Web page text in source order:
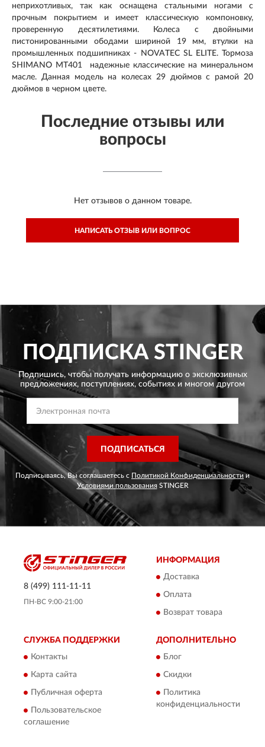
неприхотливых, так как оснащена стальными ногами с
прочным покрытием и имеет классическую компоновку,
проверенную десятилетиями. Колеса с двойными
пистонированными ободами шириной 19 мм, втулки на
промышленных подшипниках - NOVATEC SL ELITE. Тормоза
SHIMANO MT401 надежные классические на минеральном
масле. Данная модель на колесах 29 дюймов с рамой 20
дюймов в черном цвете.
Последние отзывы или
вопросы
Нет отзывов о данном товаре.
НАПИСАТЬ ОТЗЫВ ИЛИ ВОПРОС
ПОДПИСКАSTINGER
Подпишись, чтобы получать информацию о эксклюзивных
предложениях, поступлениях, событиях и многом другом
ПОДПИСАТЬСЯ
Подписываясь, Вы соглашаетесь с Политикой Конфиденциальности и
Условиями пользованияSTINGER
8 (499) 111-11-11
ПН-ВС 9:00-21:00
ИНФОРМАЦИЯ
Доставка
Оплата
Возврат товара
СЛУЖБА ПОДДЕРЖКИ
Контакты
Карта сайта
Публичная оферта
Пользовательское
соглашение
ДОПОЛНИТЕЛЬНО
Блог
Скидки
Политика
конфиденциальности